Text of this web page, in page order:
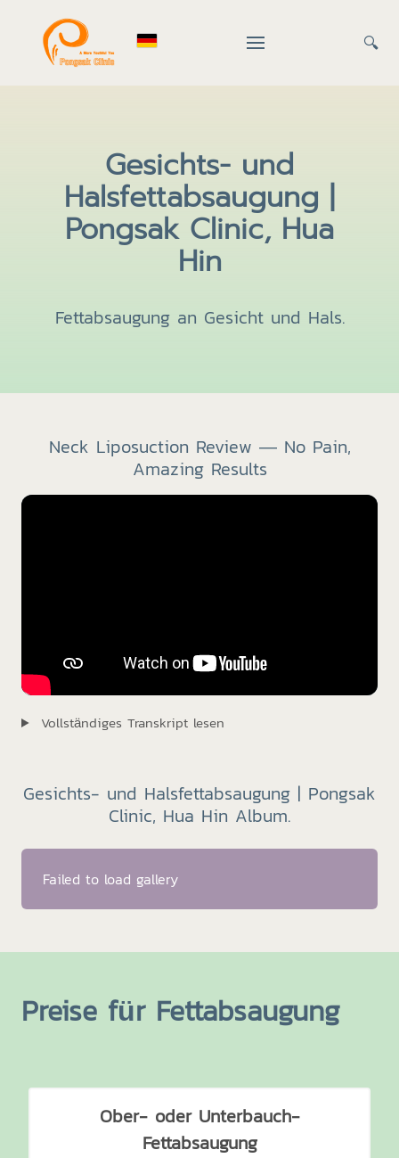
🔍
Gesichts- und
Halsfettabsaugung |
Pongsak Clinic, Hua
Hin
Fettabsaugung an Gesicht und Hals.
Neck Liposuction Review — No Pain,
Amazing Results
Vollständiges Transkript lesen
Gesichts- und Halsfettabsaugung | Pongsak
Clinic, Hua Hin Album.
Failed to load gallery
Preise für Fettabsaugung
Ober- oder Unterbauch-
Fettabsaugung